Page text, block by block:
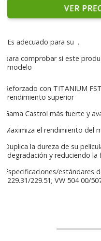
VER
Es adecuado para su .
para comprobar si este
modelo
Reforzado con TITANIUM
rendimiento superior
Gama Castrol más fuerte y
Maximiza el rendimiento del
Duplica la dureza de su
degradación y reduciendo la
Especificaciones/estándares
229.31/229.51; VW 504 00/